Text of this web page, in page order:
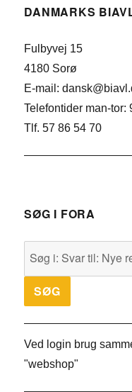
DANMARKS
Fulbyvej 15
4180 Sorø
E-mail:
Telefontider man-tor:
Tlf. 57 86 54 70
SØG I FORA
Ved login brug
"webshop"